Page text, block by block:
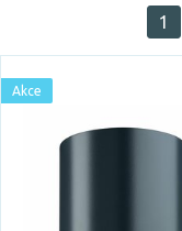
Skladem
1
Akce